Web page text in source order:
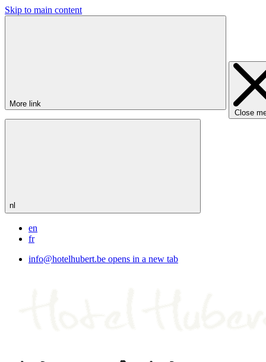
Skip to main content
More link
Close
nl
en
fr
info@hotelhubert.be opens in a new tab